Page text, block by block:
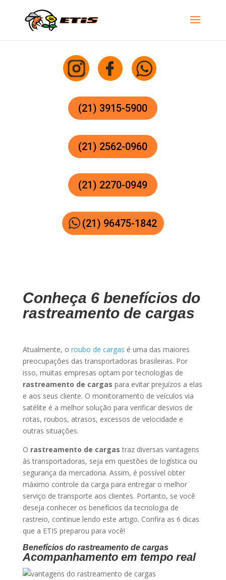
(21) 3915-5900
(21) 2562-0960
(21) 2270-0949
(21) 96475-1842
Conheça 6 benefícios do
rastreamento de cargas
Atualmente, o roubo de cargas é uma das maiores
preocupações das transportadoras brasileiras. Por
isso, muitas empresas optam por tecnologias de
rastreamento de cargas para evitar prejuízos a elas
e aos seus cliente. O monitoramento de veículos via
satélite é a melhor solução para verificar desvios de
rotas, roubos, atrasos, excessos de velocidade e
outras situações.
O rastreamento de cargas traz diversas vantagens
às transportadoras, seja em questões de logística ou
segurança da mercadoria. Assim, é possível obter
máximo controle da carga para entregar o melhor
serviço de transporte aos clientes. Portanto, se você
deseja conhecer os benefícios da tecnologia de
rastreio, continue lendo este artigo. Confira as 6 dicas
que a ETIS preparou para você!
Benefícios do rastreamento de cargas
Acompanhamento em tempo real